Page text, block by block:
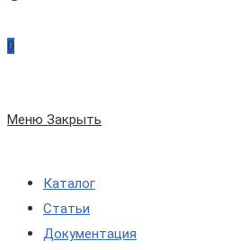
0
Меню Закрыть
Каталог
Статьи
Документация